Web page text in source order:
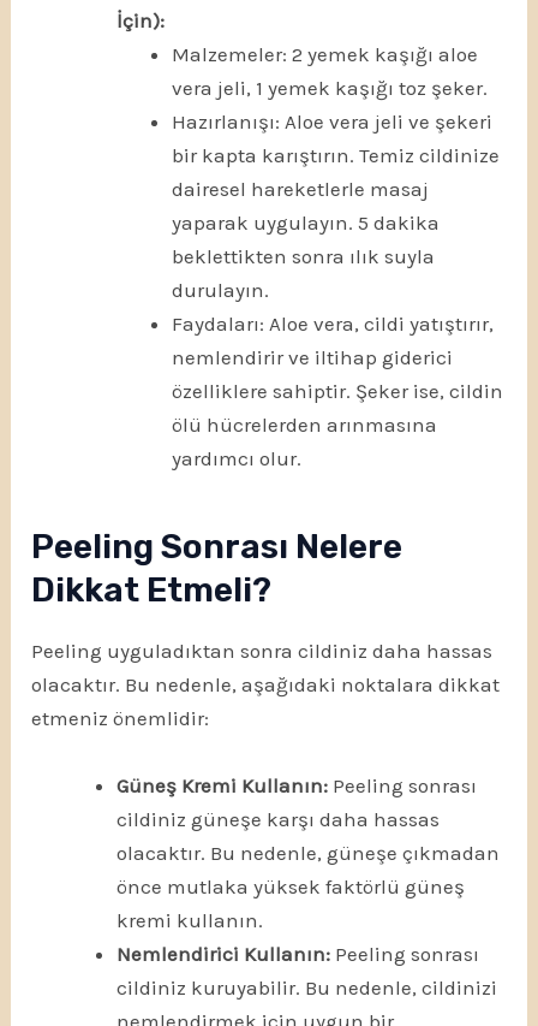
İçin):
Malzemeler: 2 yemek kaşığı aloe
vera jeli, 1 yemek kaşığı toz şeker.
Hazırlanışı: Aloe vera jeli ve şekeri
bir kapta karıştırın. Temiz cildinize
dairesel hareketlerle masaj
yaparak uygulayın. 5 dakika
beklettikten sonra ılık suyla
durulayın.
Faydaları: Aloe vera, cildi yatıştırır,
nemlendirir ve iltihap giderici
özelliklere sahiptir. Şeker ise, cildin
ölü hücrelerden arınmasına
yardımcı olur.
Peeling Sonrası Nelere
Dikkat Etmeli?
Peeling uyguladıktan sonra cildiniz daha hassas
olacaktır. Bu nedenle, aşağıdaki noktalara dikkat
etmeniz önemlidir:
Güneş Kremi Kullanın: Peeling sonrası
cildiniz güneşe karşı daha hassas
olacaktır. Bu nedenle, güneşe çıkmadan
önce mutlaka yüksek faktörlü güneş
kremi kullanın.
Nemlendirici Kullanın: Peeling sonrası
cildiniz kuruyabilir. Bu nedenle, cildinizi
nemlendirmek için uygun bir